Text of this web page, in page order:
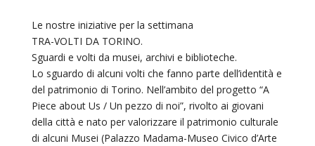
Le nostre iniziative per la settimana
TRA-VOLTI DA TORINO.
Sguardi e volti da musei, archivi e biblioteche.
Lo sguardo di alcuni volti che fanno parte dell’identità e
del patrimonio di Torino. Nell’ambito del progetto “A
Piece about Us / Un pezzo di noi”, rivolto ai giovani
della città e nato per valorizzare il patrimonio culturale
di alcuni Musei (Palazzo Madama-Museo Civico d’Arte